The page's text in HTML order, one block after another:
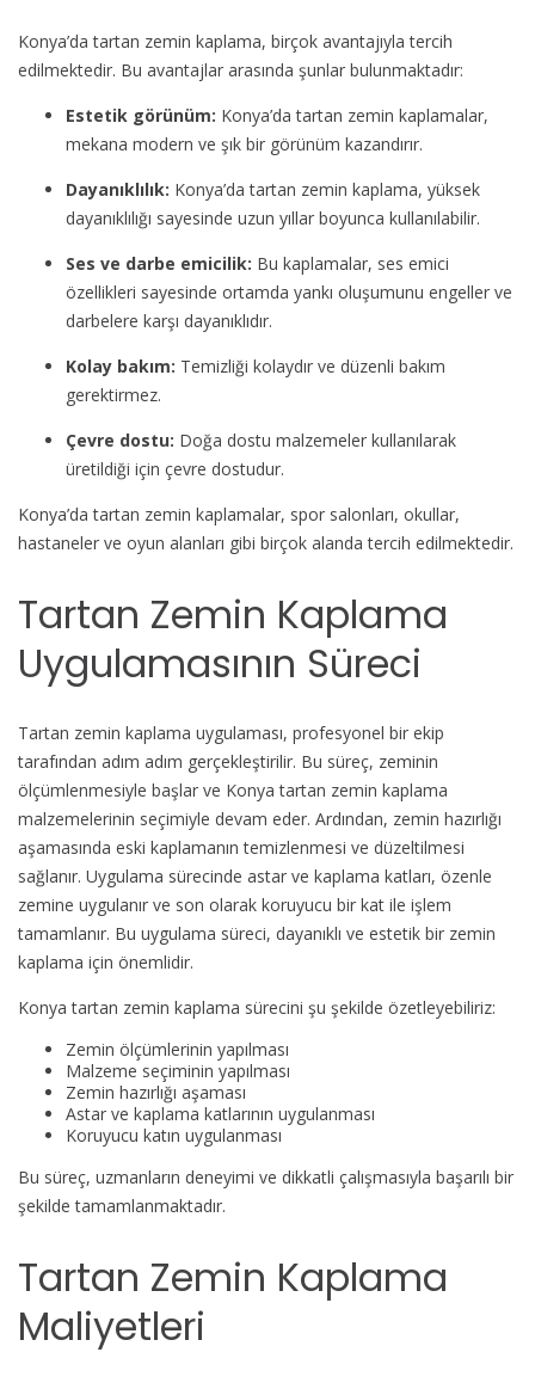
Konya’da tartan zemin kaplama, birçok avantajıyla tercih
edilmektedir. Bu avantajlar arasında şunlar bulunmaktadır:
Estetik görünüm: Konya’da tartan zemin kaplamalar,
mekana modern ve şık bir görünüm kazandırır.
Dayanıklılık: Konya’da tartan zemin kaplama, yüksek
dayanıklılığı sayesinde uzun yıllar boyunca kullanılabilir.
Ses ve darbe emicilik: Bu kaplamalar, ses emici
özellikleri sayesinde ortamda yankı oluşumunu engeller ve
darbelere karşı dayanıklıdır.
Kolay bakım: Temizliği kolaydır ve düzenli bakım
gerektirmez.
Çevre dostu: Doğa dostu malzemeler kullanılarak
üretildiği için çevre dostudur.
Konya’da tartan zemin kaplamalar, spor salonları, okullar,
hastaneler ve oyun alanları gibi birçok alanda tercih edilmektedir.
Tartan Zemin Kaplama
Uygulamasının Süreci
Tartan zemin kaplama uygulaması, profesyonel bir ekip
tarafından adım adım gerçekleştirilir. Bu süreç, zeminin
ölçümlenmesiyle başlar ve Konya tartan zemin kaplama
malzemelerinin seçimiyle devam eder. Ardından, zemin hazırlığı
aşamasında eski kaplamanın temizlenmesi ve düzeltilmesi
sağlanır. Uygulama sürecinde astar ve kaplama katları, özenle
zemine uygulanır ve son olarak koruyucu bir kat ile işlem
tamamlanır. Bu uygulama süreci, dayanıklı ve estetik bir zemin
kaplama için önemlidir.
Konya tartan zemin kaplama sürecini şu şekilde özetleyebiliriz:
Zemin ölçümlerinin yapılması
Malzeme seçiminin yapılması
Zemin hazırlığı aşaması
Astar ve kaplama katlarının uygulanması
Koruyucu katın uygulanması
Bu süreç, uzmanların deneyimi ve dikkatli çalışmasıyla başarılı bir
şekilde tamamlanmaktadır.
Tartan Zemin Kaplama
Maliyetleri